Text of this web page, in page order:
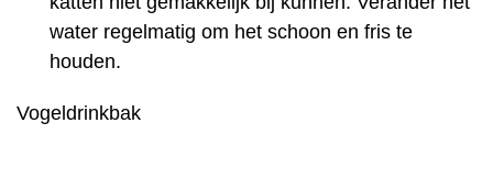
water regelmatig om het schoon en fris te
houden.
Vogeldrinkbak